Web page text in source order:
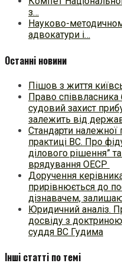
з…
Науково-
адвокатури і…
Останні новини
Пішов з життя
Право співвласника
судовий захист
залежить від
Стандарти належної
практиці ВC. Про
ділового рішення”
врядування ОЕСР
Доручення
прирівнюється до
дізнавачем,
Юридичний аналіз.
досвіду з
суддя ВС Гудима
Інші статті по темі